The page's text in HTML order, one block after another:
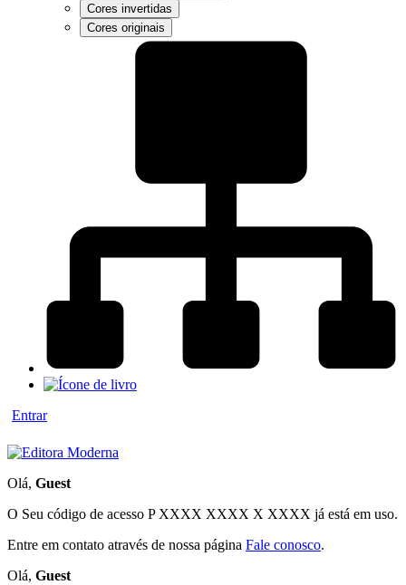
Cores invertidas
Cores originais
Entrar
Olá, Guest
O Seu código de acesso P XXXX XXXX X XXXX já está em uso.
Entre em contato através de nossa página Fale conosco.
Olá, Guest